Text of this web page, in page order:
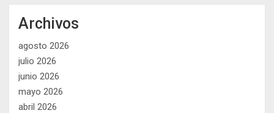
Archivos
agosto 2026
julio 2026
junio 2026
mayo 2026
abril 2026